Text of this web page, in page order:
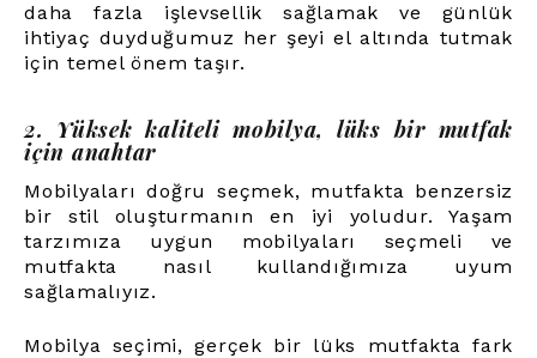
daha fazla işlevsellik sağlamak ve günlük
ihtiyaç duyduğumuz her şeyi el altında tutmak
için temel önem taşır.
2. Yüksek kaliteli mobilya, lüks bir mutfak
için anahtar
Mobilyaları doğru seçmek, mutfakta benzersiz
bir stil oluşturmanın en iyi yoludur. Yaşam
tarzımıza uygun mobilyaları seçmeli ve
mutfakta nasıl kullandığımıza uyum
sağlamalıyız.
Mobilya seçimi, gerçek bir lüks mutfakta fark